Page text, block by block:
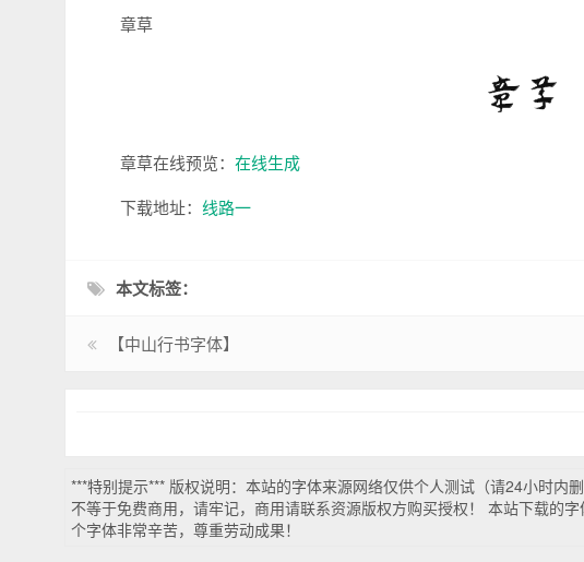
章草
章草在线预览： 在线生成
下载地址： 线路一
本文标签：
【中山行书字体】
***特别提示*** 版权说明：本站的字体来源网络仅供个人测试（请24小时内
不等于免费商用，请牢记，商用请联系资源版权方购买授权！ 本站下载的
个字体非常辛苦，尊重劳动成果！